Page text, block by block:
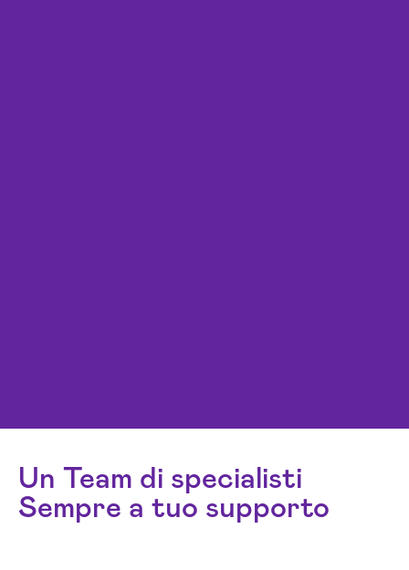
Un Team di specialisti
Sempre a tuo supporto